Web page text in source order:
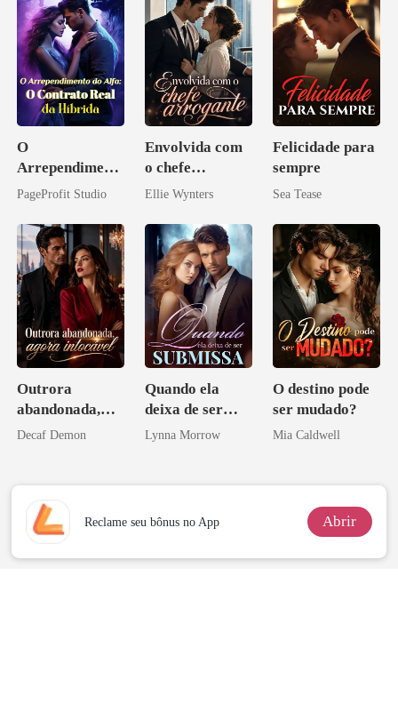
O
Arrependiment
o do Alfa: O
da Híbrida
PageProfit Studio
Envolvida com
o chefe
arrogante
Ellie Wynters
Felicidade para
sempre
Sea Tease
Outrora
abandonada,
agora intocável
Decaf Demon
Quando ela
deixa de ser
submissa
Lynna Morrow
O destino pode
ser mudado?
Mia Caldwell
Reclame seu bônus no App Abrir